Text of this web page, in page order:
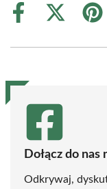
Share
Share
(Twitter)
Dołącz do nas
Odkrywaj,